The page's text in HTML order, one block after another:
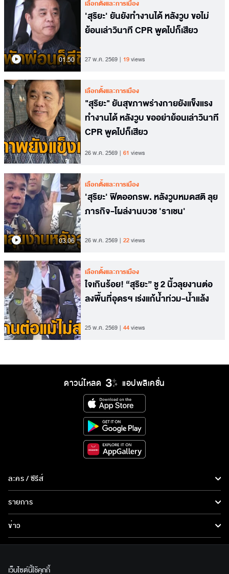
01.50
เลือกตั้งและการเมือง
'สุริยะ' ยันยังทำงานได้ หลังวูบ ขอไม่
ย้อนเล่าวินาที CPR พูดไปก็เสียว
27 พ.ค. 2569 19views
เลือกตั้งและการเมือง
"สุริยะ" ยันสุขภาพร่างกายยังแข็งแรง
ทำงานได้ หลังวูบ ขออย่าย้อนเล่าวินาที
CPR พูดไปก็เสียว
26 พ.ค. 2569 61 views
03.06
เลือกตั้งและการเมือง
'สุริยะ' ฟิตออกรพ. หลังวูบหมดสติ ลุย
ภารกิจ-โผล่งานบวช 'ราเชน'
26 พ.ค. 2569 22views
เลือกตั้งและการเมือง
ใจเกินร้อย! “สุริยะ” ชู 2 นิ้วลุยงานต่อ
ลงพื้นที่อุดรฯ เร่งแก้น้ำท่วม-น้ำแล้ง
25 พ.ค. 2569 44views
ดาวน์โหลด แอปพลิเคชั่น
ละคร / ซีรีส์
ซีรีส์นานาชาติ
การ์ตูน & เกม
รายการ
ข่าว
ทีวีออนไลน์
เว็บไซต์นี้ใช้คุกกี้